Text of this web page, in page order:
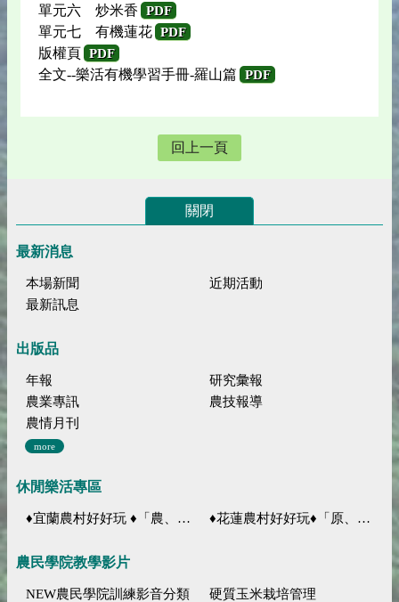
單元六 炒米香 PDF
單元七 有機蓮花 PDF
版權頁 PDF
全文--樂活有機學習手冊-羅山篇 PDF
回上一頁
關閉
最新消息
本場新聞
近期活動
最新訊息
出版品
年報
研究彙報
農業專訊
農技報導
農情月刊
more
休閒樂活專區
♦宜蘭農村好好玩 ♦「農、藝、山、水」四條遊程推薦 ♦花蓮農村好好玩♦「原、生、慢、活」四條遊程推薦
農民學院教學影片
NEW農民學院訓練影音分類
硬質玉米栽培管理